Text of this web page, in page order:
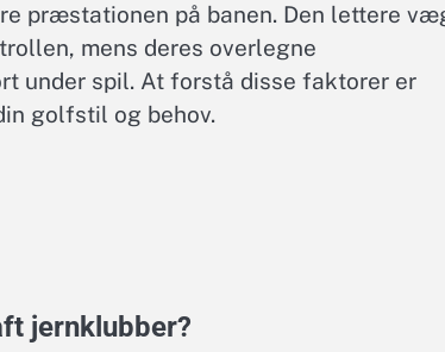
præstationen på banen. Den lettere
mens deres overlegne
under spil. At forstå disse faktorer er
golfstil og behov.
jernklubber?